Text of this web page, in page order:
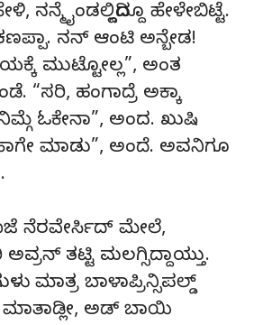
ನನ್ಮೈಂಡಲ್ಲಿದ್ದಿದ್ದೂ ಹೇಳೇಬಿಟ್ಟೆ.
ನನ್ ಆಂಟಿ ಅನ್ಬೇಡ!
ಮುಟ್ಟೋಲ್ಲ”, ಅಂತ
“ಸರಿ, ಹಂಗಾದ್ರೆ ಅಕ್ಕಾ
ಓಕೇನಾ”, ಅಂದ. ಖುಷಿ
ಮಾಡು”, ಅಂದೆ. ಅವನಿಗೂ
ನೆರವೇರ್ಸಿದ್ ಮೇಲೆ,
ತಟ್ಟಿ ಮಲಗ್ಸಿದ್ದಾಯ್ತು.
ಮಾತ್ರ ಬಾಳಾಪ್ರಿನ್ಸಿಪಲ್ಡ್
ಮಾತಾಡ್ಲೀ, ಅಡ್ ಬಾಯಿ